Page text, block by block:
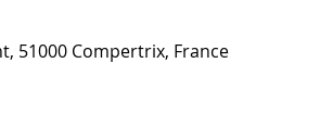
51000 Compertrix, France